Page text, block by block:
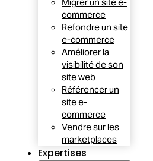
commerce
Refondre un site
e-commerce
Améliorer la
visibilité de son
site web
Référencer un
site e-
commerce
Vendre sur les
marketplaces
Expertises